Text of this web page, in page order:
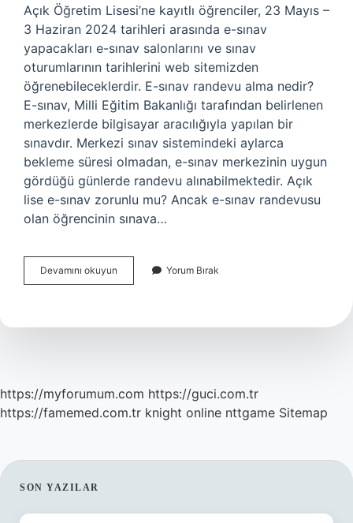
Açık Öğretim Lisesi’ne kayıtlı öğrenciler, 23 Mayıs –
3 Haziran 2024 tarihleri ​​arasında e-sınav
yapacakları e-sınav salonlarını ve sınav
oturumlarının tarihlerini web sitemizden
öğrenebileceklerdir. E-sınav randevu alma nedir?
E-sınav, Milli Eğitim Bakanlığı tarafından belirlenen
merkezlerde bilgisayar aracılığıyla yapılan bir
sınavdır. Merkezi sınav sistemindeki aylarca
bekleme süresi olmadan, e-sınav merkezinin uygun
gördüğü günlerde randevu alınabilmektedir. Açık
lise e-sınav zorunlu mu? Ancak e-sınav randevusu
olan öğrencinin sınava…
Devamını okuyun
E-
Almazsak
Yorum Bırak
https://myforumum.com https://guci.com.tr
https://famemed.com.tr knight online nttgame Sitemap
SIDEBAR
SON YAZILAR